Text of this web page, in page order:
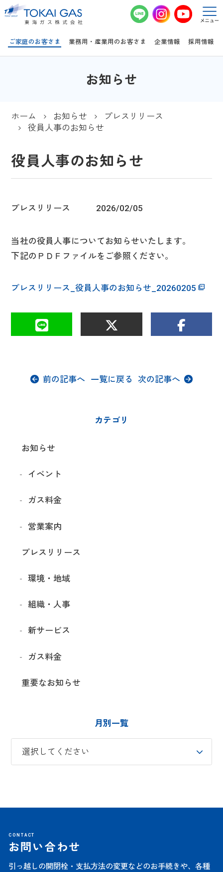
ご家庭のお客さま 業務用・産業用のお客さま 企業情報 採用情報
お知らせ
ホーム お知らせ
プレスリリース
役員人事のお知らせ
カテゴリ
お知らせ
イベント
ガス料金
営業案内
プレスリリース
環境・地域
組織・人事
新サービス
ガス料金
重要なお知らせ
月別一覧
役員人事のお知らせ
プレスリリース 2026/02/05
当社の役員人事についてお知らせいたします。
下記のＰＤＦファイルをご参照ください。
プレスリリース_役員人事のお知らせ_20260205
前の記事へ 一覧に戻る 次の記事へ
CONTACT
お問い合わせ
引っ越しの開閉栓・支払方法の変更などのお手続きや、各種